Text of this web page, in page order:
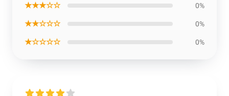
★★★☆☆ 0%
★★☆☆☆ 0%
★☆☆☆☆ 0%